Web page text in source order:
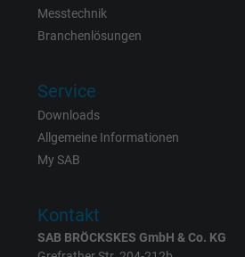
Zweck
Name
Anbieter Facebook Ireland
Laufzeit
Zweck
Messtechnik
Branchenlösungen
Service
Downloads
Allgemeine Informationen
My SAB
Kontakt
SAB BRÖCKSKES GmbH & Co. KG